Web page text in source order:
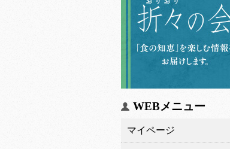
WEBメニュー
マイページ